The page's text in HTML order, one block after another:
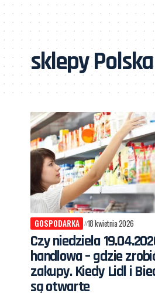
sklepy Polska
GOSPODARKA 18 kwietnia 2026
Czy niedziela
handlowa – gdzie
zakupy. Kiedy Lidl i
są otwarte